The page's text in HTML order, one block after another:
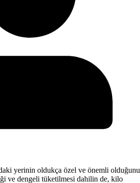
yerinin oldukça özel ve önemli olduğunu
ve dengeli tüketilmesi dahilin de, kilo